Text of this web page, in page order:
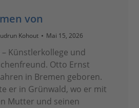
von
Kohout Mai 15, 2026
Künstlerkollege und
Otto Ernst
in Bremen geboren.
er in Grünwald, wo er mit
Mutter und seinen